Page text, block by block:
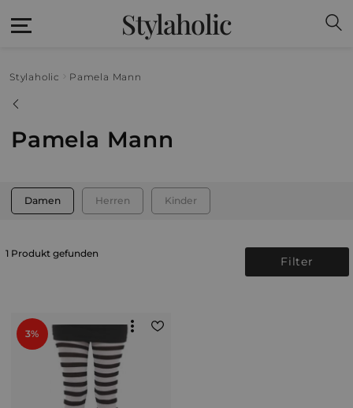
Stylaholic
Stylaholic Pamela Mann
Pamela Mann
Damen Herren Kinder
1 Produkt gefunden
Filter
3%